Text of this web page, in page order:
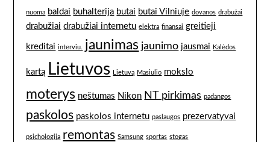
nuoma baldai buhalterija butai butai Vilniuje dovanos drabužai
drabužiai drabužiai internetu elektra finansai greitieji
kreditai interviu. jaunimas jaunimo jausmai Kalėdos
kartą Lietuvos Lietuvą Masiulio mokslo
moterys neštumas Nikon NT pirkimas padangos
paskolos paskolos internetu paslaugos prezervatyvai
psichologija remontas Samsung sportas stogas